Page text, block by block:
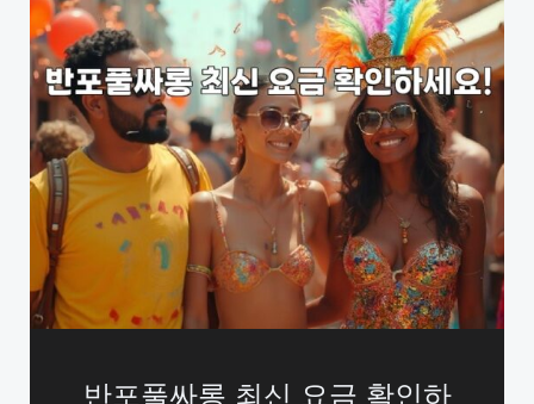
반포풀싸롱 최신 요금 확인하